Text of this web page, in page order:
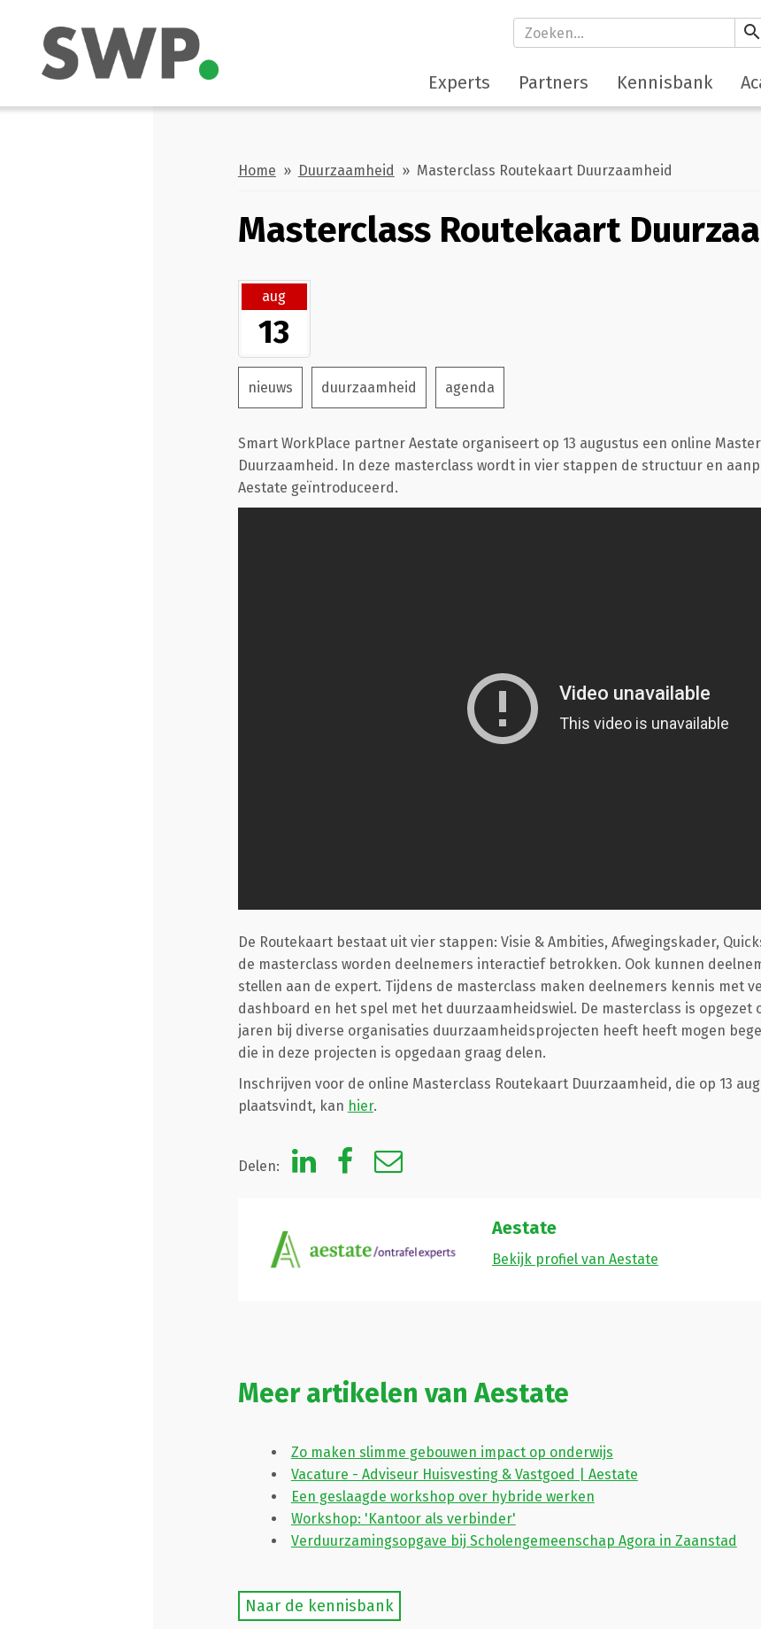
search
Experts Partners Kennisbank
Home » Duurzaamheid » Masterclass Routekaart Duurzaamheid
Masterclass Routekaart
aug
13
nieuws duurzaamheid agenda
Smart WorkPlace partner Aestate organiseert op 13 augustus een online
Duurzaamheid. In deze masterclass wordt in vier stappen de structuur en
Aestate geïntroduceerd.
De Routekaart bestaat uit vier stappen: Visie & Ambities, Afwegingskader,
de masterclass worden deelnemers interactief betrokken. Ook kunnen
stellen aan de expert. Tijdens de masterclass maken deelnemers kennis met
dashboard en het spel met het duurzaamheidswiel. De masterclass is opgezet
jaren bij diverse organisaties duurzaamheidsprojecten heeft heeft mogen
die in deze projecten is opgedaan graag delen.
Inschrijven voor de online Masterclass Routekaart Duurzaamheid, die op 13
plaatsvindt, kan hier.
Delen:
Aestate
Bekijk profiel van Aestate
Meer artikelen van Aestate
Zo maken slimme gebouwen impact op onderwijs
Vacature - Adviseur Huisvesting & Vastgoed | Aestate
Een geslaagde workshop over hybride werken
Workshop: 'Kantoor als verbinder'
Verduurzamingsopgave bij Scholengemeenschap Agora in Zaanstad
Naar de kennisbank